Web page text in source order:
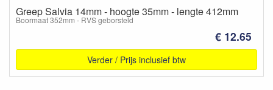
Greep Salvia 14mm - hoogte 35mm - lengte 412mm
Boormaat 352mm - RVS geborsteld
€ 12.65
Verder / Prijs inclusief btw